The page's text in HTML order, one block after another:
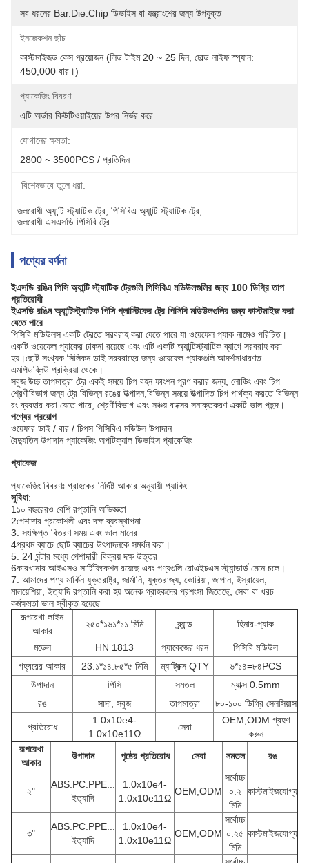
সব ধরনের Bar.Die.Chip ডিভাইস বা যন্ত্রাংশের জন্য উপযুক্ত
ইনজেকশন ছাঁচ:
কাস্টমাইজড কেস প্রয়োজন (লিড টাইম 20 ~ 25 দিন, মোল্ড লাইফ স্প্যান:
450,000 বার।)
প্যাকেজিং বিবরণ:
এটি অর্ডার কিউটিওয়াইয়ের উপর নির্ভর করে
যোগানের ক্ষমতা:
2800 ~ 3500PCS / প্রতিদিন
বিশেষভাবে তুলে ধরা:
জলরোধী অ্যান্টি স্ট্যাটিক ট্রে পিসিবিএ অ্যান্টি স্ট্যাটিক ট্রে
জলরোধী এসএসডি পিসিবি ট্রে
পণ্যের বর্ণনা
ইএসডি রঙিন পিসি অ্যান্টি স্ট্যাটিক ট্রেগুলি পিসিবিএ মডিউলগুলির জন্য 100 ডিগ্রি তাপ
প্রতিরোধী
ইএসডি রঙিন অ্যান্টিস্ট্যাটিক পিসি প্লাস্টিকের ট্রে পিসিবি মডিউলগুলির জন্য কাস্টমাইজ করা
যেতে পারে
পিসিবি মডিউলস একটি ট্রেতে সরবরাহ করা যেতে পারে যা ওয়েফেল প্যাক নামেও পরিচিত।
একটি ওয়েফেল প্যাকের ঢাকনা রয়েছে এবং এটি একটি অ্যান্টিস্ট্যাটিক ব্যাগে সরবরাহ করা
হয়।ছোট সংখ্যক সিলিকন ডাই সরবরাহের জন্য ওয়েফেল প্যাকগুলি আদর্শসাধারণত
এমপিডব্লিউ প্রক্রিয়া থেকে।
সবুজ উচ্চ তাপমাত্রা ট্রে একই সময়ে চিপ বহন ফাংশন পূরণ করার জন্য, লোডিং এবং চিপ
শ্রেণীবিভাগ জন্য ট্রে বিভিন্ন রঙের উত্পাদন,বিভিন্ন সময়ে উত্পাদিত চিপ পার্থক্য করতে বিভিন্ন
রং ব্যবহার করা যেতে পারে, শ্রেণীবিভাগ এবং সঞ্চয় বাক্সের সনাক্তকরণ একটি ভাল পছন্দ।
পণ্যের প্রয়োগ
ওয়েফার ডাই / বার / চিপস পিসিবিএ মডিউল উপাদান
বৈদ্যুতিন উপাদান প্যাকেজিং অপটিক্যাল ডিভাইস প্যাকেজিং
প্যাকেজ
প্যাকেজিং বিবরণঃ গ্রাহকের নির্দিষ্ট আকার অনুযায়ী প্যাকিং
সুবিধা:
1১০ বছরেরও বেশি রপ্তানি অভিজ্ঞতা
2পেশাদার প্রকৌশলী এবং দক্ষ ব্যবস্থাপনা
3. সংক্ষিপ্ত বিতরণ সময় এবং ভাল মানের
4প্রথম ব্যাচে ছোট ব্যাচের উৎপাদনকে সমর্থন করা।
5. 24 ঘন্টার মধ্যে পেশাদারী বিক্রয় দক্ষ উত্তর
6কারখানার আইএসও সার্টিফিকেশন রয়েছে এবং পণ্যগুলি রোএইচএস স্ট্যান্ডার্ড মেনে চলে।
7. আমাদের পণ্য মার্কিন যুক্তরাষ্ট্র, জার্মানি, যুক্তরাজ্য, কোরিয়া, জাপান, ইস্রায়েল,
মালয়েশিয়া, ইত্যাদি রপ্তানি করা হয় অনেক গ্রাহকদের প্রশংসা জিতেছে, সেবা বা খরচ
কর্মক্ষমতা ভাল স্বীকৃত হয়েছে
রূপরেখা লাইন
আকার
২৫০*১৬১*১১ মিমি ব্র্যান্ড হিনার-প্যাক
মডেল HN 1813 প্যাকেজের ধরন
পিসিবি মডিউল
গহ্বরের আকার
23.১*১৪.৮৫*৫ মিমি ম্যাট্রিক্স QTY
৬*১৪=৮৪PCS
উপাদান
পিসি সমতল
ম্যাক্স 0.5mm
রঙ
সাদা, সবুজ তাপমাত্রা ৮০-১০০ ডিগ্রি সেলসিয়াস
প্রতিরোধ
1.0x10e4-
1.0x10e11Ω
সেবা
OEM,ODM গ্রহণ
করুন
রূপরেখা
আকার
উপাদান পৃষ্ঠের প্রতিরোধ সেবা সমতল রঙ
২"
ABS.PC.PPE...
ইত্যাদি
1.0x10e4-
1.0x10e11Ω
OEM,ODM
সর্বোচ্চ
০.২
মিমি
কাস্টমাইজযোগ্য
৩"
ABS.PC.PPE...
ইত্যাদি
1.0x10e4-
1.0x10e11Ω
OEM,ODM
সর্বোচ্চ
০.২৫
মিমি
কাস্টমাইজযোগ্য